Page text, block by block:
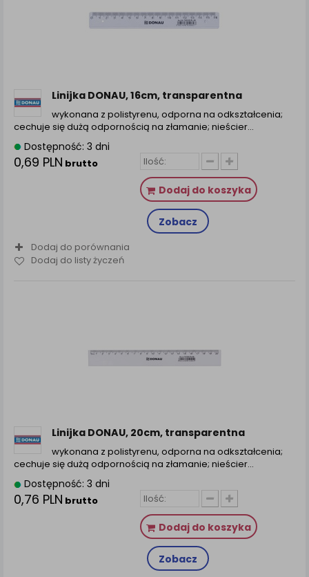
Linijka DONAU, 16cm, transparentna
wykonana z polistyrenu, odporna na odkształcenia;
cechuje się dużą odpornością na złamanie; nieścier...
Dostępność: 3 dni
0,69 PLN brutto
Dodaj do koszyka
Zobacz
Dodaj do porównania
Dodaj do listy życzeń
Linijka DONAU, 20cm, transparentna
wykonana z polistyrenu, odporna na odkształcenia;
cechuje się dużą odpornością na złamanie; nieścier...
Dostępność: 3 dni
0,76 PLN brutto
Dodaj do koszyka
Zobacz
Państwu prawidłowych informacji o promocjach czy
cenach indywidualnych, ważna jest Państwa
dowolnym momencie wycofać.
Polityka prywatności (rozwiń)
Klauzula Informacyjna (rozwiń)
Lista Zaufanych Partnerów (rozwiń)